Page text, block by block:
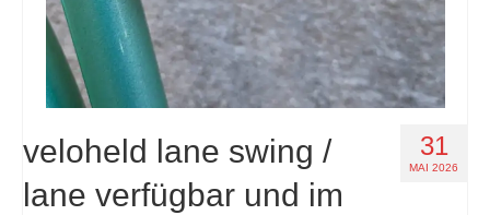
31
MAI 2026
veloheld lane swing /
lane verfügbar und im